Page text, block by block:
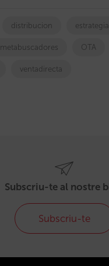
distribucion estrategia
metabuscadores OTA
ventadirecta
Subscriu-te al nostre
Subscriu-te